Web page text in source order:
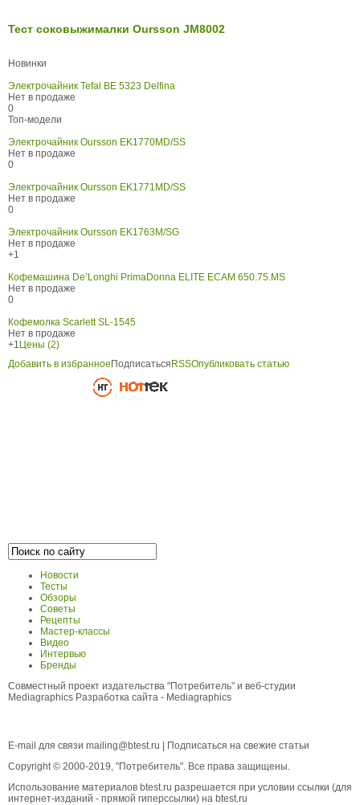
Тест соковыжималки Oursson JM8002
Новинки
Электрочайник Tefal BE 5323 Delfina
Нет в продаже
0
Топ-модели
Электрочайник Oursson EK1770MD/SS
Нет в продаже
0
Электрочайник Oursson EK1771MD/SS
Нет в продаже
0
Электрочайник Oursson EK1763M/SG
Нет в продаже
+1
Кофемашина De’Longhi PrimaDonna ELITE ECAM 650.75.MS
Нет в продаже
0
Кофемолка Scarlett SL-1545
Нет в продаже
+1 Цены (2)
Добавить в избранное Подписаться RSSОпубликовать статью
Новости
Тесты
Обзоры
Советы
Рецепты
Мастер-классы
Видео
Интервью
Бренды
Совместный проект издательства "Потребитель" и веб-студии
Mediagraphics Разработка сайта - Mediagraphics
E-mail для связи mailing@btest.ru
Подписаться на свежие статьи
Copyright © 2000-2019, "Потребитель". Все права защищены.
Использование материалов btest.ru разрешается при условии ссылки (для
интернет-изданий - прямой гиперссылки) на btest.ru